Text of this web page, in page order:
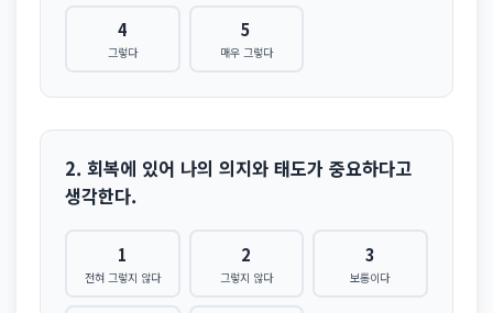
4
그렇다
5
매우 그렇다
2. 회복에 있어 나의 의지와 태도가 중요하다고
생각한다.
1
전혀 그렇지 않다
2
그렇지 않다
3
보통이다